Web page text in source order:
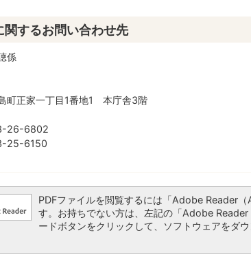
関するお問い合わせ先
係
町正家一丁目1番地1 本庁舎3階
26-6802
25-6150
PDFファイルを閲覧するには「Adobe Reader
す。お持ちでない方は、左記の「Adobe
ードボタンをクリックして、ソフトウェアをダ